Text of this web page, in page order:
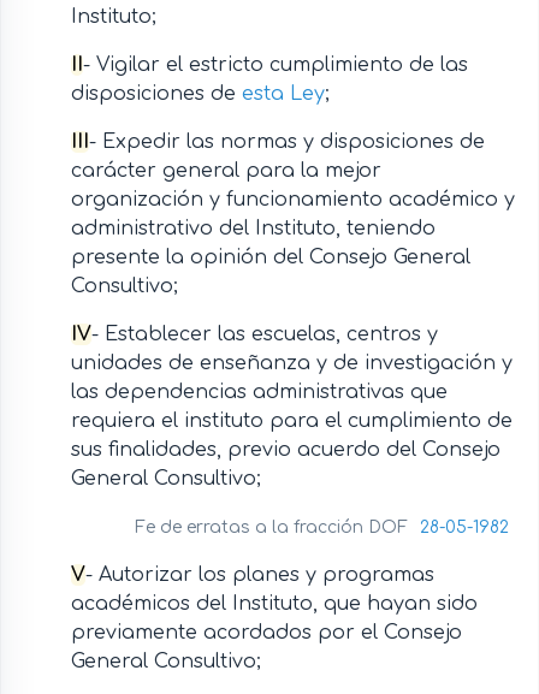
Instituto;
- Vigilar el estricto cumplimiento de las
disposiciones de esta Ley;
- Expedir las normas y disposiciones de
carácter general para la mejor
organización y funcionamiento académico y
administrativo del Instituto, teniendo
presente la opinión del Consejo General
Consultivo;
IV- Establecer las escuelas, centros y
unidades de enseñanza y de investigación y
las dependencias administrativas que
requiera el instituto para el cumplimiento de
sus finalidades, previo acuerdo del Consejo
General Consultivo;
Fe de erratas a la fracción DOF 28-05-1982
V- Autorizar los planes y programas
académicos del Instituto, que hayan sido
previamente acordados por el Consejo
General Consultivo;